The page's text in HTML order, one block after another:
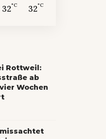
32°C 32°C
Rottweil:
ab
Wochen